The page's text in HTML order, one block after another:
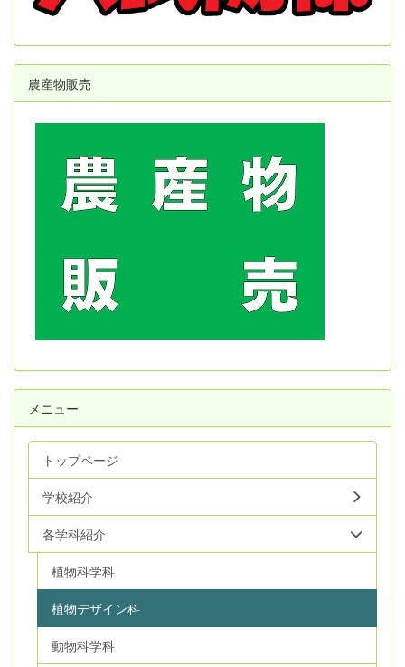
農産物販売
メニュー
トップページ
学校紹介
各学科紹介
植物科学科
植物デザイン科
動物科学科